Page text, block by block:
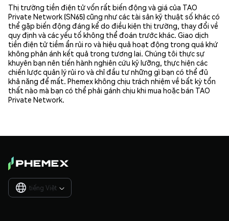
Thị trường tiền điện tử vốn rất biến động và giá của TAO
Private Network (SN65) cũng như các tài sản kỹ thuật số khác có
thể gặp biến động đáng kể do điều kiện thị trường, thay đổi về
quy định và các yếu tố không thể đoán trước khác. Giao dịch
tiền điện tử tiềm ẩn rủi ro và hiệu quả hoạt động trong quá khứ
không phản ánh kết quả trong tương lai. Chúng tôi thực sự
khuyên bạn nên tiến hành nghiên cứu kỹ lưỡng, thực hiện các
chiến lược quản lý rủi ro và chỉ đầu tư những gì bạn có thể đủ
khả năng để mất. Phemex không chịu trách nhiệm về bất kỳ tổn
thất nào mà bạn có thể phải gánh chịu khi mua hoặc bán TAO
Private Network.
tiếng Việt 